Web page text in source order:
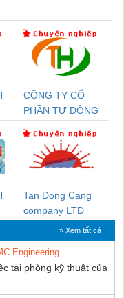
CÔNG TY CỔ
PHẦN TỰ ĐỘNG
Tan Dong Cang
company LTD
» Xem tất cả
Engineering
tại phòng kỹ thuật của